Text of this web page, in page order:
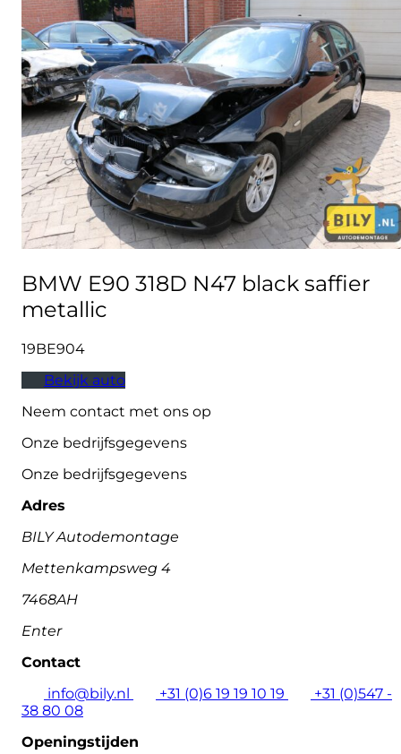
BMW E90 318D N47 black saffier
metallic
19BE904
Bekijk auto
Neem contact met ons op
Onze bedrijfsgegevens
Onze bedrijfsgegevens
Adres
BILY Autodemontage
Mettenkampsweg 4
7468AH
Enter
Contact
info@bily.nl
+31 (0)6 19 19 10 19
+31 (0)547 -
38 80 08
Openingstijden